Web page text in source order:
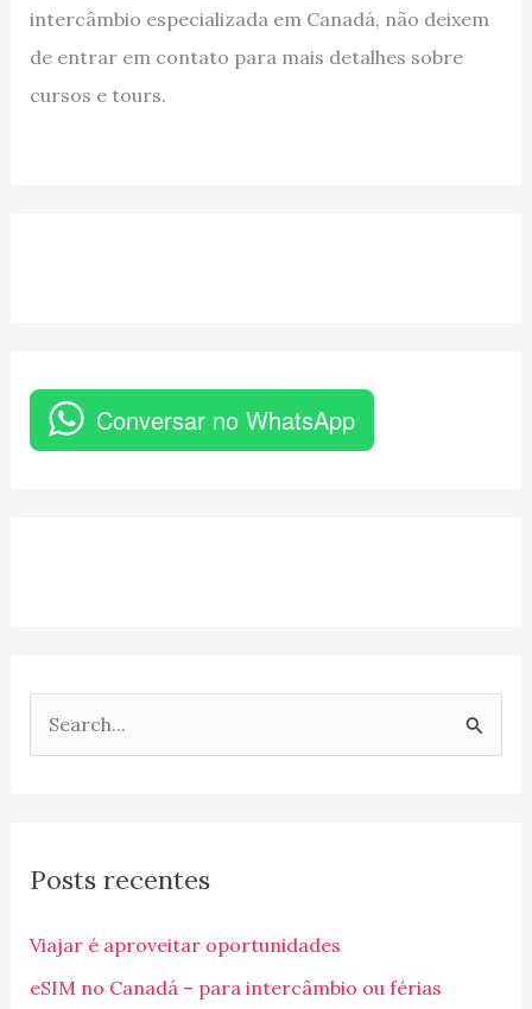
intercâmbio especializada em Canadá, não deixem
de entrar em contato para mais detalhes sobre
cursos e tours.
Conversar no WhatsApp
u
s
a
Posts recentes
Viajar é aproveitar oportunidades
eSIM no Canadá – para intercâmbio ou férias